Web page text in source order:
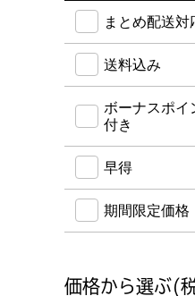
送料込み・ボーナ
まとめ配送対
送料込み
ボーナスポイ
付き
早得
期間限定価格
価格から選ぶ(